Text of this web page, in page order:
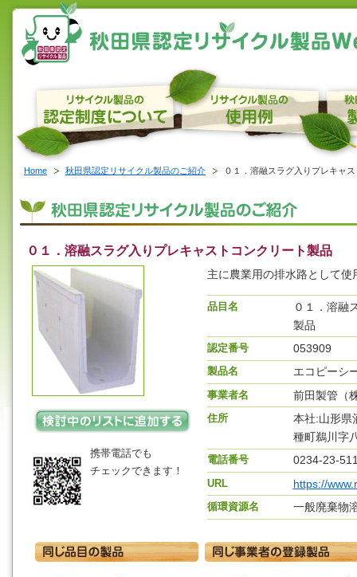
Home 秋田県認定リサイクル製品のご紹介 ０１．溶融スラグ入りプレキャ
０１．溶融スラグ入りプレキャストコンクリート製品
携帯電話でも
チェックできます！
主に農業用の排水路として使
品目名
０１．溶融
製品
認定番号 053909
製品名 エコピーシ
事業者名 前田製管（
住所
本社:山形県
種町鵜川字
電話番号 0234-23-
URL https://
循環資源名 一般廃棄物